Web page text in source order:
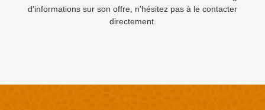
d'informations sur son offre, n'hésitez pas à le contacter
directement.